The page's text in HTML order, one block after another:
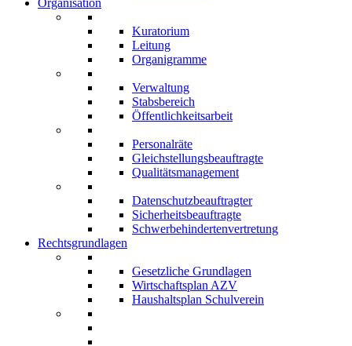
Organisation
Kuratorium
Leitung
Organigramme
Verwaltung
Stabsbereich
Öffentlichkeitsarbeit
Personalräte
Gleichstellungsbeauftragte
Qualitätsmanagement
Datenschutzbeauftragter
Sicherheitsbeauftragte
Schwerbehindertenvertretung
Rechtsgrundlagen
Gesetzliche Grundlagen
Wirtschaftsplan AZV
Haushaltsplan Schulverein